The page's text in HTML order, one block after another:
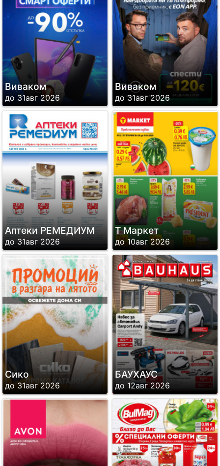
Виваком
до 31авг 2026
Виваком
до 31авг 2026
Аптеки РЕМЕДИУМ
до 31авг 2026
Т Маркет
до 10авг 2026
Сико
до 31авг 2026
БАУХАУС
до 12авг 2026